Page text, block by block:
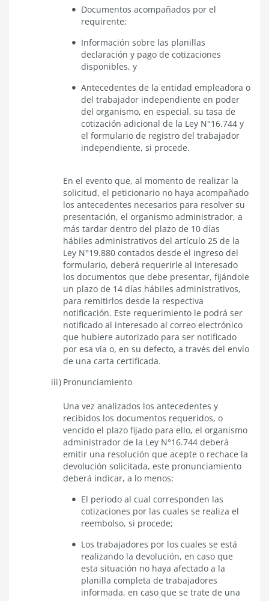
Documentos acompañados por el
requirente;
Información sobre las planillas
declaración y pago de cotizaciones
disponibles, y
Antecedentes de la entidad empleadora o
del trabajador independiente en poder
del organismo, en especial, su tasa de
cotización adicional de la Ley N°16.744 y
el formulario de registro del trabajador
independiente, si procede.
En el evento que, al momento de realizar la
solicitud, el peticionario no haya acompañado
los antecedentes necesarios para resolver su
presentación, el organismo administrador, a
más tardar dentro del plazo de 10 días
hábiles administrativos del artículo 25 de la
Ley N°19.880 contados desde el ingreso del
formulario, deberá requerirle al interesado
los documentos que debe presentar, fijándole
un plazo de 14 días hábiles administrativos,
para remitirlos desde la respectiva
notificación. Este requerimiento le podrá ser
notificado al interesado al correo electrónico
que hubiere autorizado para ser notificado
por esa vía o, en su defecto, a través del envío
de una carta certificada.
Pronunciamiento
Una vez analizados los antecedentes y
recibidos los documentos requeridos, o
vencido el plazo fijado para ello, el organismo
administrador de la Ley N°16.744 deberá
emitir una resolución que acepte o rechace la
devolución solicitada, este pronunciamiento
deberá indicar, a lo menos:
El periodo al cual corresponden las
cotizaciones por las cuales se realiza el
reembolso, si procede;
Los trabajadores por los cuales se está
realizando la devolución, en caso que
esta situación no haya afectado a la
planilla completa de trabajadores
informada, en caso que se trate de una